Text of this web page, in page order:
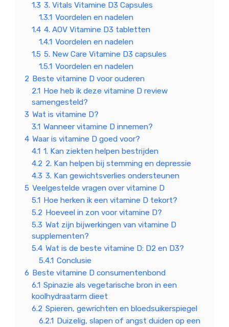
1.3 3. Vitals Vitamine D3 Capsules
1.3.1 Voordelen en nadelen
1.4 4. AOV Vitamine D3 tabletten
1.4.1 Voordelen en nadelen
1.5 5. New Care Vitamine D3 capsules
1.5.1 Voordelen en nadelen
2 Beste vitamine D voor ouderen
2.1 Hoe heb ik deze vitamine D review
samengesteld?
3 Wat is vitamine D?
3.1 Wanneer vitamine D innemen?
4 Waar is vitamine D goed voor?
4.1 1. Kan ziekten helpen bestrijden
4.2 2. Kan helpen bij stemming en depressie
4.3 3. Kan gewichtsverlies ondersteunen
5 Veelgestelde vragen over vitamine D
5.1 Hoe herken ik een vitamine D tekort?
5.2 Hoeveel in zon voor vitamine D?
5.3 Wat zijn bijwerkingen van vitamine D
supplementen?
5.4 Wat is de beste vitamine D: D2 en D3?
5.4.1 Conclusie
6 Beste vitamine D consumentenbond
6.1 Spinazie als vegetarische bron in een
koolhydraatarm dieet
6.2 Spieren, gewrichten en bloedsuikerspiegel
6.2.1 Duizelig, slapen of angst duiden op een